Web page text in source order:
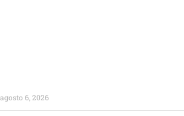
agosto 6, 2026